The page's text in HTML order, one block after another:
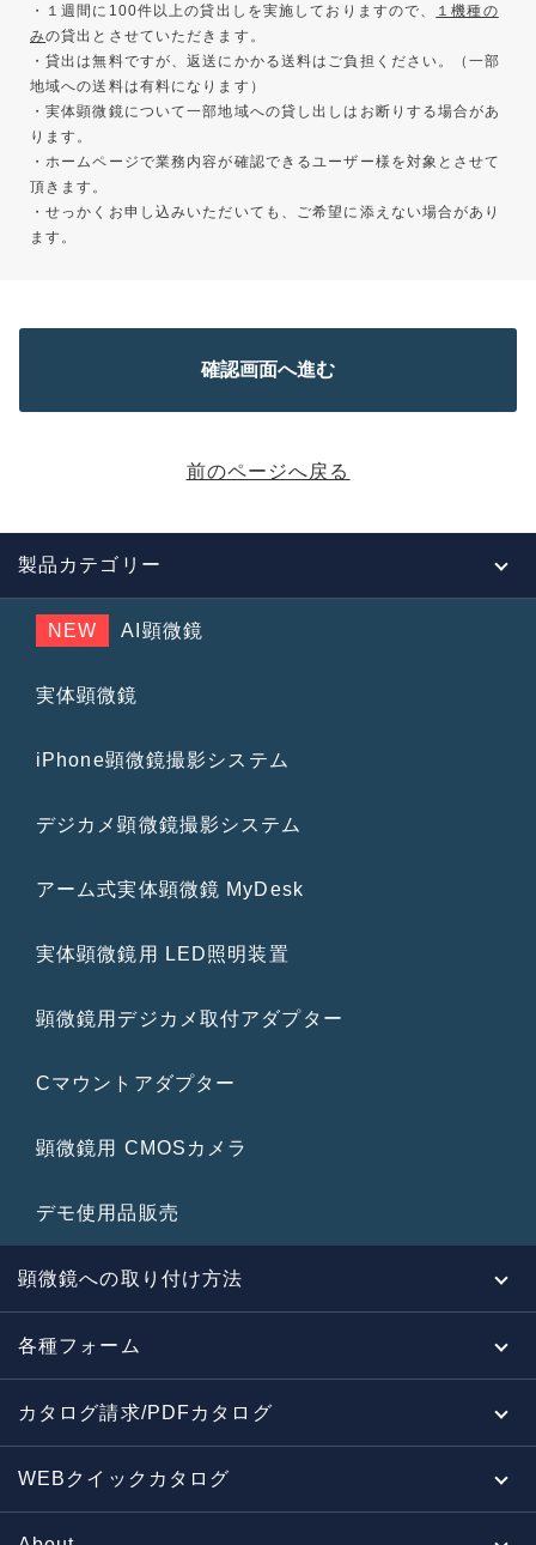
・１週間に100件以上の貸出しを実施しておりますので、
１機種の
みの貸出とさせていただきます。
・貸出は無料ですが、返送にかかる送料はご負担ください。（一部
地域への送料は有料になります）
・実体顕微鏡について一部地域への貸し出しはお断りする場合があ
ります。
・ホームページで業務内容が確認できるユーザー様を対象とさせて
頂きます。
・せっかくお申し込みいただいても、ご希望に添えない場合があり
ます。
前のページへ戻る
製品カテゴリー
NEW AI顕微鏡
実体顕微鏡
iPhone顕微鏡撮影システム
デジカメ顕微鏡撮影システム
アーム式実体顕微鏡 MyDesk
実体顕微鏡用 LED照明装置
顕微鏡用デジカメ取付アダプター
Cマウントアダプター
顕微鏡用 CMOSカメラ
デモ使用品販売
顕微鏡への取り付け方法
各種フォーム
カタログ請求/PDFカタログ
WEBクイックカタログ